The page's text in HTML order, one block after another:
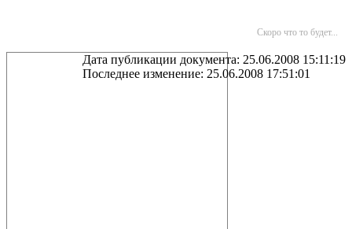
Скоро что то будет...
Дата публикации документа: 25.06.2008 15:11:19
Последнее изменение: 25.06.2008 17:51:01